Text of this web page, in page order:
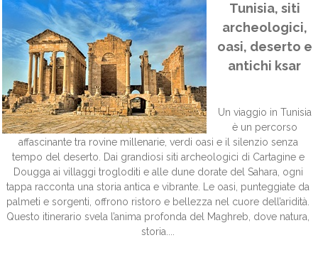
Tunisia, siti
archeologici,
oasi, deserto e
antichi ksar
Un viaggio in Tunisia
è un percorso
affascinante tra rovine millenarie, verdi oasi e il silenzio senza
tempo del deserto. Dai grandiosi siti archeologici di Cartagine e
Dougga ai villaggi trogloditi e alle dune dorate del Sahara, ogni
tappa racconta una storia antica e vibrante. Le oasi, punteggiate da
palmeti e sorgenti, offrono ristoro e bellezza nel cuore dell’aridità.
Questo itinerario svela l’anima profonda del Maghreb, dove natura,
storia....